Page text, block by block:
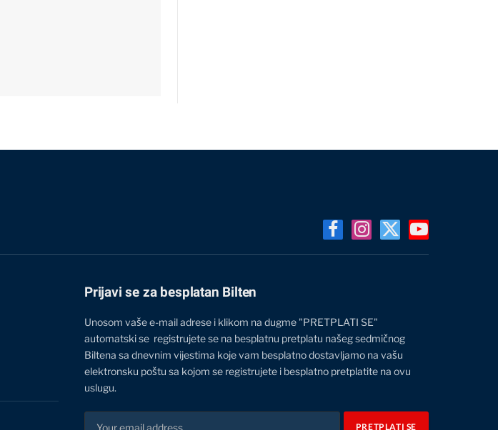
FacebookInstagram
X
(Twitter)
YouTube
Prijavi se za besplatan Bilten
Unosom vaše e-mail adrese i klikom na dugme "PRETPLATI SE"
automatski se registrujete se na besplatnu pretplatu našeg sedmičnog
Biltena sa dnevnim vijestima koje vam besplatno dostavljamo na vašu
elektronsku poštu sa kojom se registrujete i besplatno pretplatite na ovu
uslugu.